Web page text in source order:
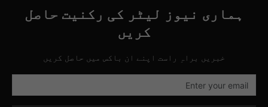
ہماری نیوز لیٹر کی رکنیت حاصل
کریں
خبریں براہِ راست اپنے ان باکس میں حاصل کریں